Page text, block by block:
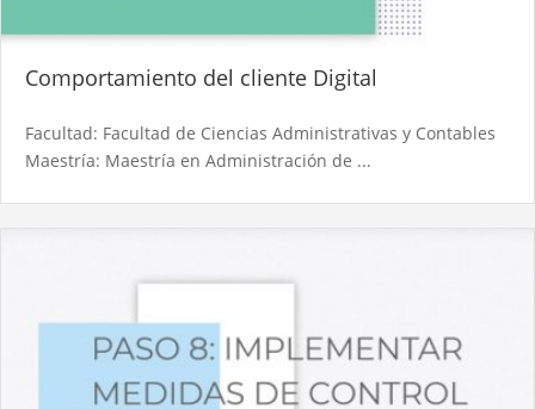
Comportamiento del cliente Digital
Facultad: Facultad de Ciencias Administrativas y Contables
Maestría: Maestría en Administración de ...